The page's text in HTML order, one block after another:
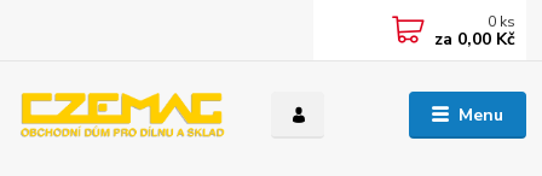
Menu
0 ks
za 0,00 Kč